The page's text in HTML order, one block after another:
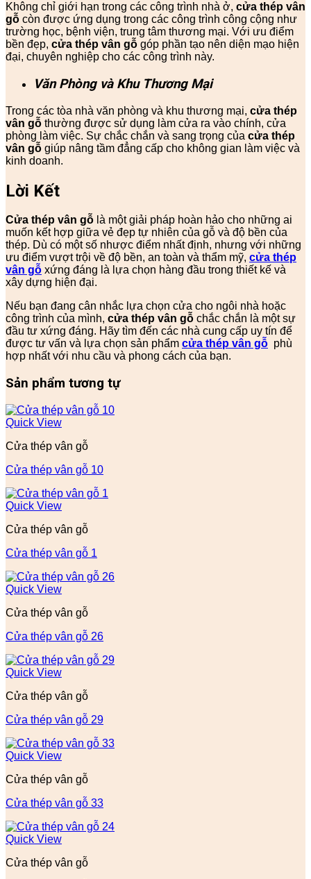
Không chỉ giới hạn trong các công trình nhà ở, cửa thép vân
gỗ còn được ứng dụng trong các công trình công cộng như
trường học, bệnh viện, trung tâm thương mại. Với ưu điểm
bền đẹp, cửa thép vân gỗ góp phần tạo nên diện mạo hiện
đại, chuyên nghiệp cho các công trình này.
Văn Phòng và Khu Thương Mại
Trong các tòa nhà văn phòng và khu thương mại, cửa thép
vân gỗ thường được sử dụng làm cửa ra vào chính, cửa
phòng làm việc. Sự chắc chắn và sang trọng của cửa thép
vân gỗ giúp nâng tầm đẳng cấp cho không gian làm việc và
kinh doanh.
Lời Kết
Cửa thép vân gỗ là một giải pháp hoàn hảo cho những ai
muốn kết hợp giữa vẻ đẹp tự nhiên của gỗ và độ bền của
thép. Dù có một số nhược điểm nhất định, nhưng với những
ưu điểm vượt trội về độ bền, an toàn và thẩm mỹ, cửa thép
vân gỗ xứng đáng là lựa chọn hàng đầu trong thiết kế và
xây dựng hiện đại.
Nếu bạn đang cân nhắc lựa chọn cửa cho ngôi nhà hoặc
công trình của mình, cửa thép vân gỗ chắc chắn là một sự
đầu tư xứng đáng. Hãy tìm đến các nhà cung cấp uy tín để
được tư vấn và lựa chọn sản phẩm cửa thép vân gỗ phù
hợp nhất với nhu cầu và phong cách của bạn.
Sản phẩm tương tự
Quick View
Cửa thép vân gỗ
Cửa thép vân gỗ 10
Quick View
Cửa thép vân gỗ
Cửa thép vân gỗ 1
Quick View
Cửa thép vân gỗ
Cửa thép vân gỗ 26
Quick View
Cửa thép vân gỗ
Cửa thép vân gỗ 29
Quick View
Cửa thép vân gỗ
Cửa thép vân gỗ 33
Quick View
Cửa thép vân gỗ